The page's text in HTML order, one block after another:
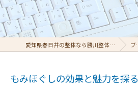
愛知県春日井の整体なら勝川整体サロン エール ブログ
もみほぐしの効果と魅力を探る